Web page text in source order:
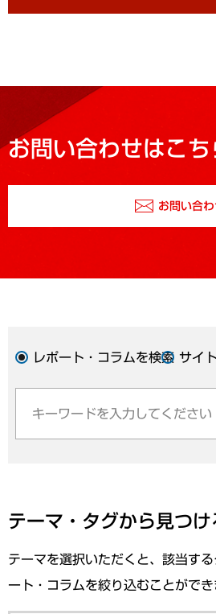
お問い合わせはこち
お問い合
レポート・コラムを検索 サイ
テーマ・タグから見つけ
テーマを選択いただくと、該当す
ート・コラムを絞り込むことができ